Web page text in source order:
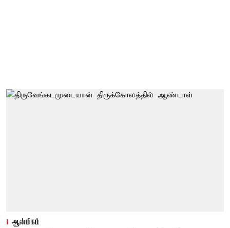
ஆன்மிகம்